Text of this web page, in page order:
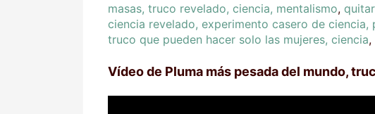
masas, truco revelado, ciencia, mentalismo,
ciencia revelado, experimento casero de
truco que pueden hacer solo las mujeres, ciencia,
Vídeo de Pluma más pesada del mundo,